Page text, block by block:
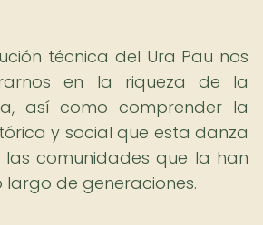
técnica del Ura Pau nos
en la riqueza de la
así como comprender la
y social que esta danza
comunidades que la han
de generaciones.